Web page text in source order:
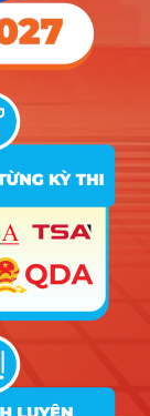
5
ngành
Xem
chi tiết
5
Xem
5
ngành
Xem
chi tiết
5
ngành
Xem
chi tiết
5
Xem
ngành